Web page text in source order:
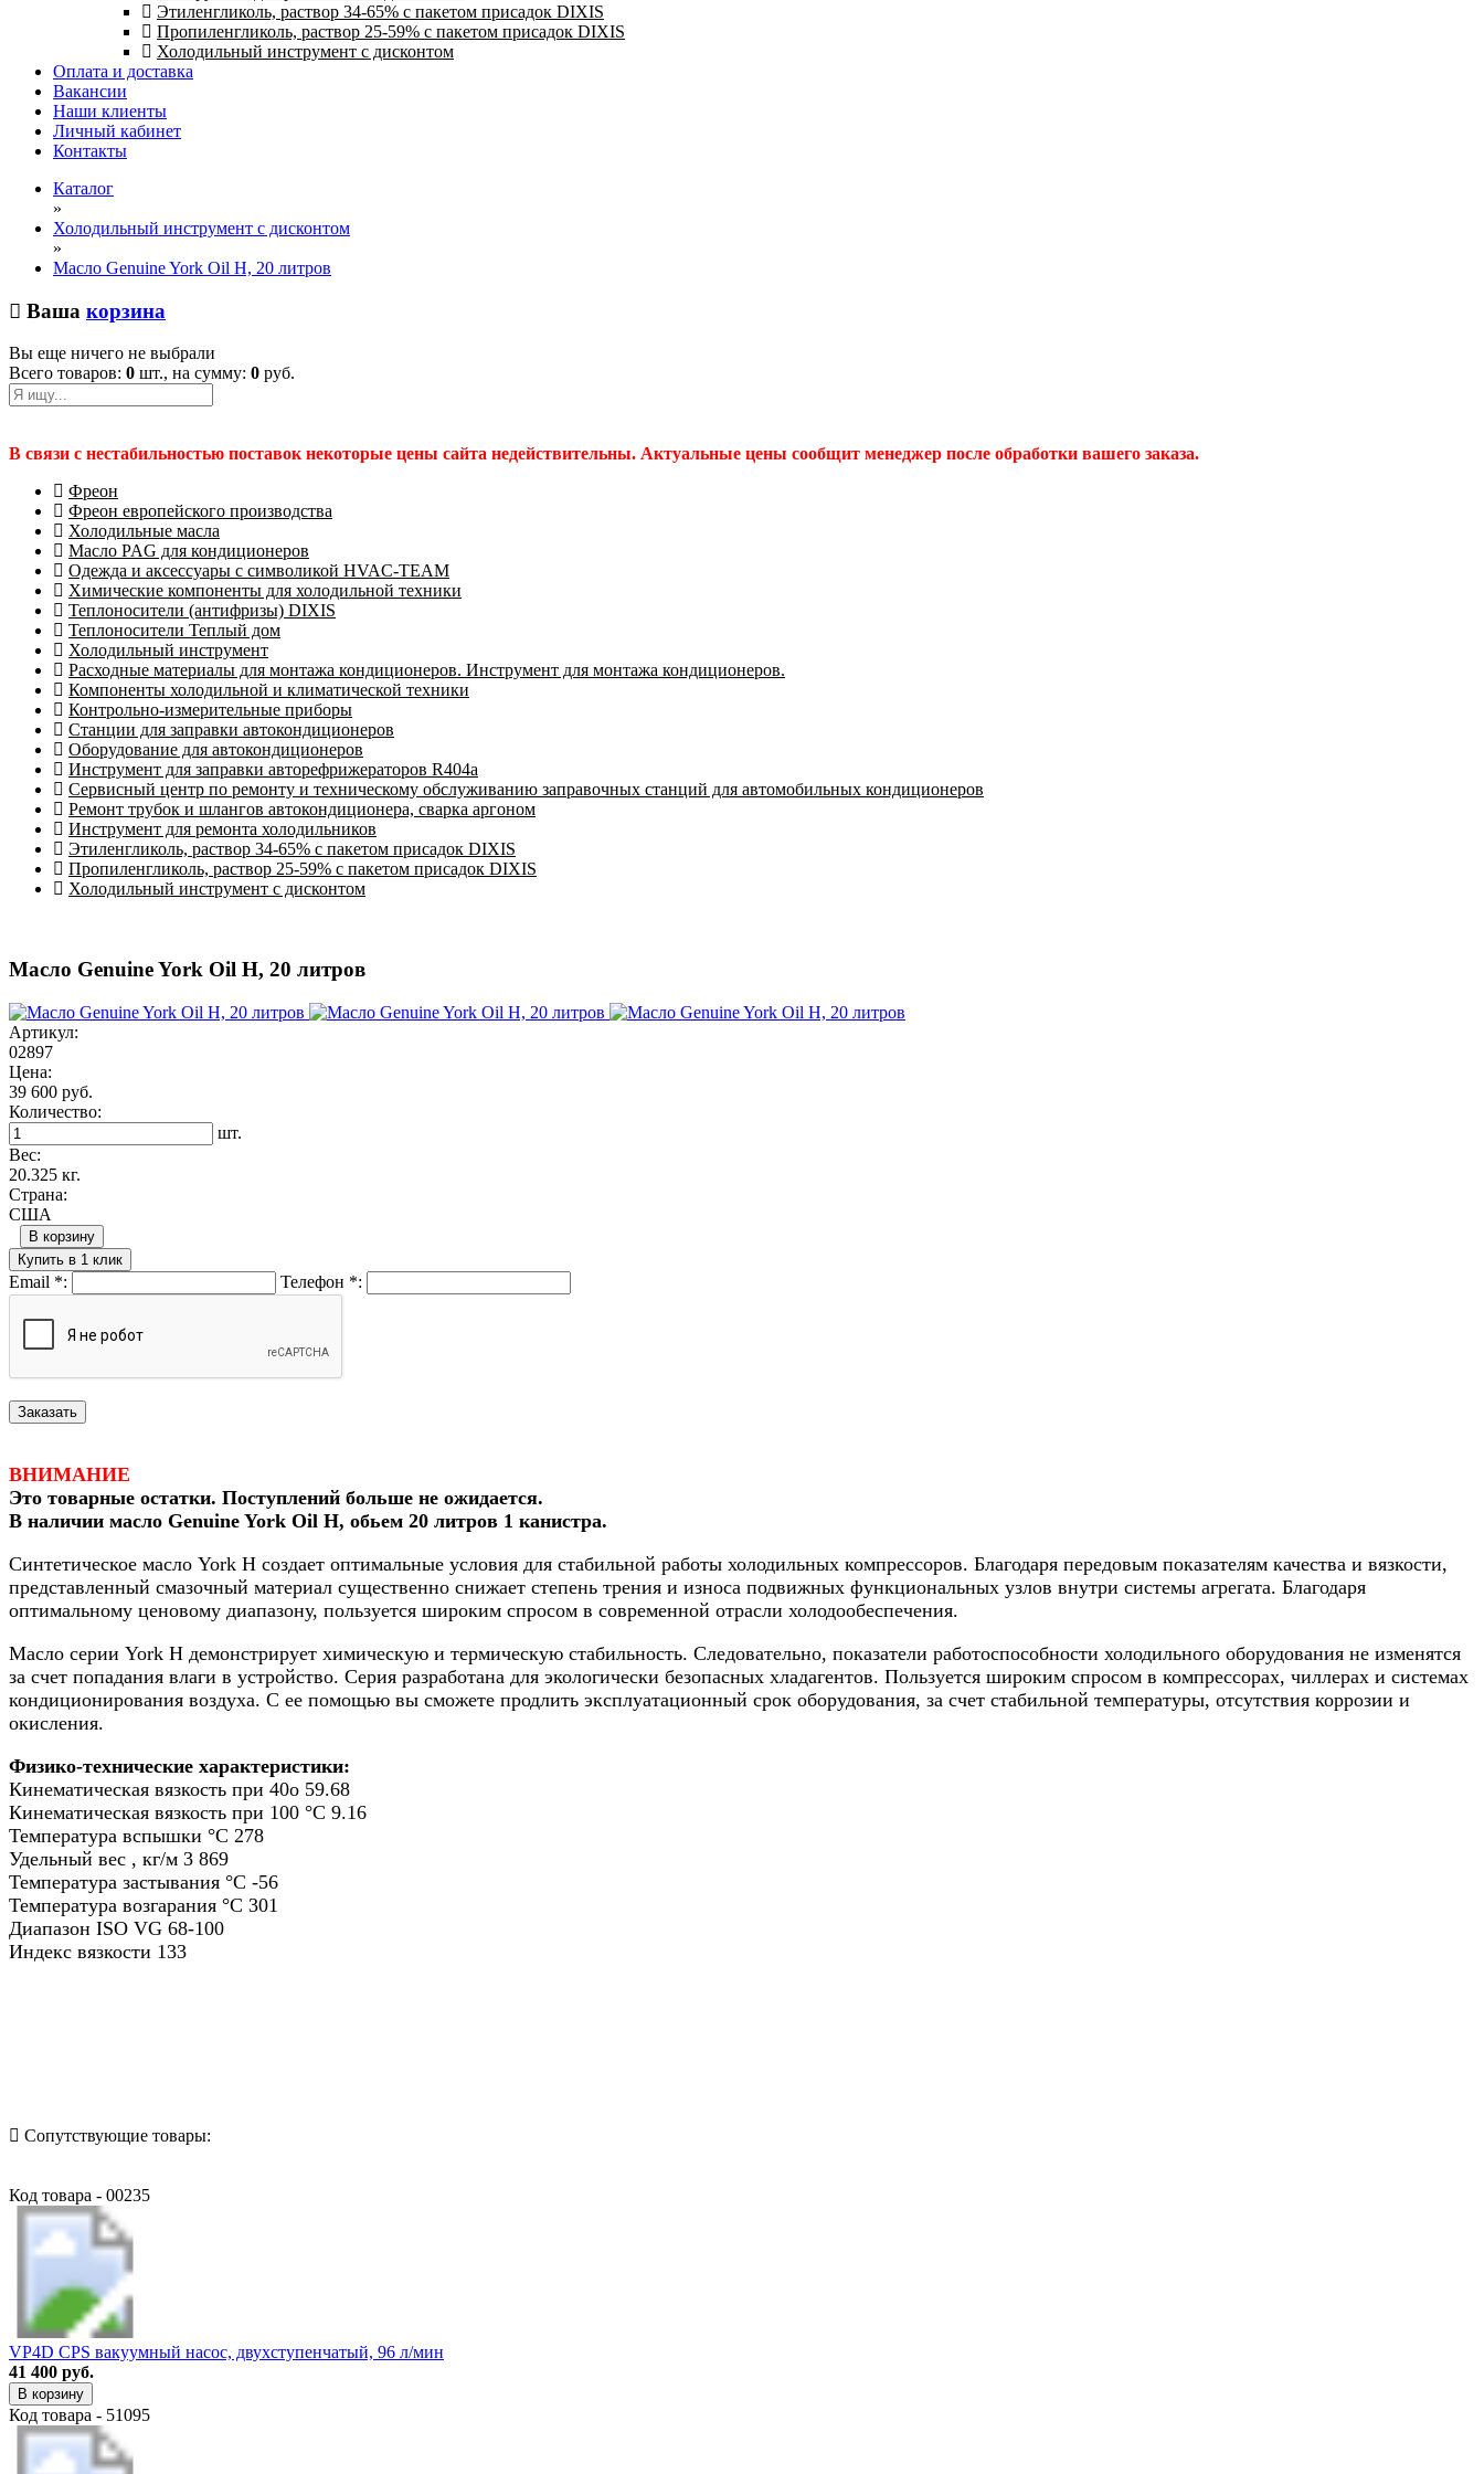
Этиленгликоль, раствор 34-65% с пакетом присадок DIXIS
Пропиленгликоль, раствор 25-59% с пакетом присадок DIXIS
Холодильный инструмент с дисконтом
Оплата и доставка
Вакансии
Наши клиенты
Личный кабинет
Контакты
Каталог
»
Холодильный инструмент с дисконтом
»
Масло Genuine York Oil H, 20 литров
Ваша корзина
Вы еще ничего не выбрали
Всего товаров: 0 шт., на сумму: 0 руб.
В связи с нестабильностью поставок некоторые цены сайта недействительны. Актуальные цены сообщит менеджер после обработки вашего заказа.
Фреон
Фреон европейского производства
Холодильные масла
Масло PAG для кондиционеров
Одежда и аксессуары с символикой HVAC-TEAM
Химические компоненты для холодильной техники
Теплоносители (антифризы) DIXIS
Теплоносители Теплый дом
Холодильный инструмент
Расходные материалы для монтажа кондиционеров. Инструмент для монтажа кондиционеров.
Компоненты холодильной и климатической техники
Контрольно-измерительные приборы
Станции для заправки автокондиционеров
Оборудование для автокондиционеров
Инструмент для заправки авторефрижераторов R404a
Сервисный центр по ремонту и техническому обслуживанию заправочных станций для автомобильных кондиционеров
Ремонт трубок и шлангов автокондиционера, сварка аргоном
Инструмент для ремонта холодильников
Этиленгликоль, раствор 34-65% с пакетом присадок DIXIS
Пропиленгликоль, раствор 25-59% с пакетом присадок DIXIS
Холодильный инструмент с дисконтом
Масло Genuine York Oil H, 20 литров
Артикул:
02897
Цена:
39 600 руб.
Количество:
шт.
Вес:
20.325 кг.
Страна:
США
В корзину
Купить в 1 клик
Email *: Телефон *:
ВНИМАНИЕ
Это товарные остатки. Поступлений больше не ожидается.
В наличии масло Genuine York Oil H, обьем 20 литров 1 канистра.
Синтетическое масло York H создает оптимальные условия для стабильной работы холодильных компрессоров. Благодаря передовым показателям качества и вязкости,
представленный смазочный материал существенно снижает степень трения и износа подвижных функциональных узлов внутри системы агрегата. Благодаря
оптимальному ценовому диапазону, пользуется широким спросом в современной отрасли холодообеспечения.
Масло серии York H демонстрирует химическую и термическую стабильность. Следовательно, показатели работоспособности холодильного оборудования не изменятся
за счет попадания влаги в устройство. Серия разработана для экологически безопасных хладагентов. Пользуется широким спросом в компрессорах, чиллерах и системах
кондиционирования воздуха. С ее помощью вы сможете продлить эксплуатационный срок оборудования, за счет стабильной температуры, отсутствия коррозии и
окисления.
Физико-технические характеристики:
Кинематическая вязкость при 40o 59.68
Кинематическая вязкость при 100 °С 9.16
Температура вспышки °С 278
Удельный вес , кг/м 3 869
Температура застывания °С -56
Температура возгарания °С 301
Диапазон ISO VG 68-100
Индекс вязкости 133
Сопутствующие товары:
Код товара - 00235
VP4D CPS вакуумный насос, двухступенчатый, 96 л/мин
41 400 руб.
В корзину
Код товара - 51095